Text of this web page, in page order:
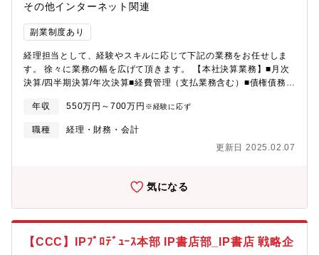
出されている状況に対して、難易度の高いミッションに挑戦した
い方、やりがいを感じられるタイプの方。変化の大きさを楽しみ
ながら仕事に取り組んでみたい方。■関係構築能力を活かして、周
囲と信頼関係を築きながらお仕事に取り組んでこられた方。■働き
方１人１人が事業担当をもち、担当事業のリーガルチェックや契
約書締結に向けたアドバイジング等、一貫して行っております。
ますので、ご安心ください。同社グループでは、リモート勤務も
社風ですので、フルリモートではなく出社勤務とリモート勤務を
組み合わせたハイブリット型勤務としております。■キャリアご入
ジションへも挑戦できる環境です。【配属先】募集事業領域1は入
その他インターネット関連
副業制度あり
経理担当として、経験やスキルに応じて下記の業務をお任せしま
す。 徐々に業務の幅を広げて頂きます。 【本社決算業務】■月次
決算/四半期決算/年次決算■経費管理（支払業務含む）■債権債務管
等） ■新規案件相談対応（事業部からの相談等） 【監査対応（四
半期、期末）】■資料作成■増減分析 ■残高確認状の発送、確
認 ■内部統制 ■決算論点の議論【歓迎要件】■上場企業での経
理実務経験のある方 ■IPO経験、ベンチャー企業での経理経験（会
が盛んに行われています。多くの方とコミュニケーションを取っ
境です。
年収 550万円～700万円 ※経験に応ず
職種
経理・財務・会計
更新日 2025.02.07
気になる
【CCC】IPﾌﾟﾛﾃﾞｭｰｽ本部 IP書店部_IP書店 戦略企